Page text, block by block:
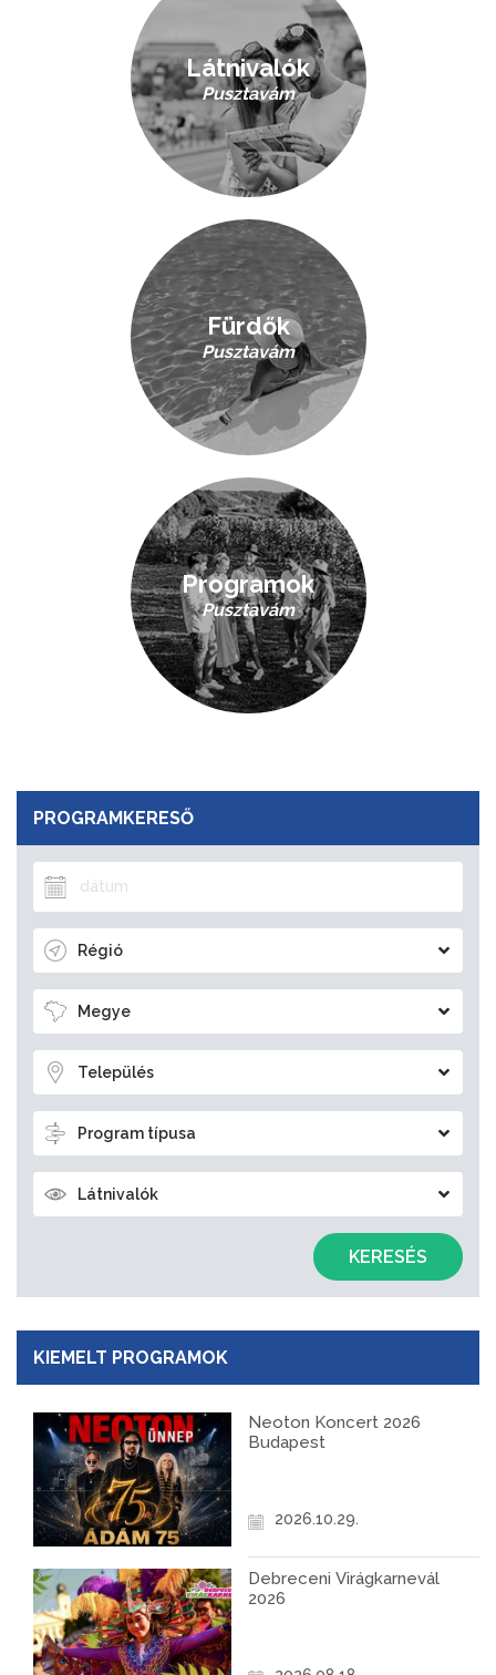
PROGRAMKERESŐ
Régió
Megye
Település
Program típusa
Látnivalók
KERESÉS
KIEMELT PROGRAMOK
Neoton Koncert 2026
Budapest
2026.10.29.
Debreceni Virágkarnevál
2026
Látnivalók
Pusztavám
Fürdők
Pusztavám
Programok
Pusztavám